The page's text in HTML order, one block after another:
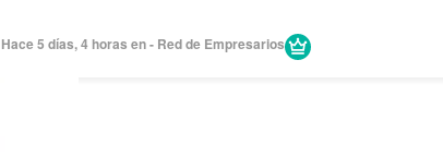
Hace 5 días, 4 horas en - Red de Empresarios